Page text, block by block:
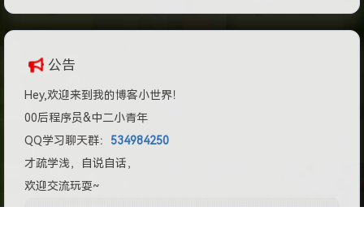
公告
Hey,欢迎来到我的博客小世界！
00后程序员&中二小青年
QQ学习聊天群： 534984250
才疏学浅，自说自话，
欢迎交流玩耍~